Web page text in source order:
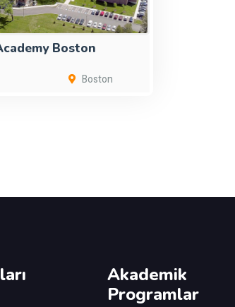
Boston
Boston
Akademik
Programlar